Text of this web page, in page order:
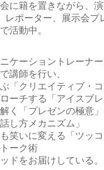
に籍を置きながら、
レポーター、展示会プ
活動中。
ケーショントレーナ
講師を行い、
「クリエイティブ・コ
ーチする「アイスブレ
く「プレゼンの極意」
し方メカニズム」
笑いに変える「ツッコ
ーク術
ドをお届けしている。